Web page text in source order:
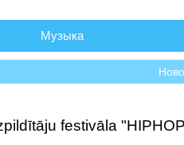
Музыка
festivāla